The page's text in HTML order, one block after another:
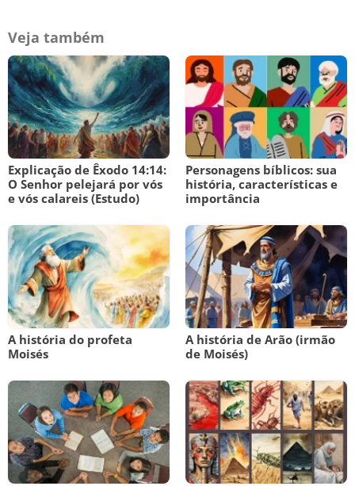
Veja também
Explicação de Êxodo 14:14:
O Senhor pelejará por vós
e vós calareis (Estudo)
Personagens bíblicos: sua
história, características e
importância
A história do profeta
Moisés
A história de Arão (irmão
de Moisés)